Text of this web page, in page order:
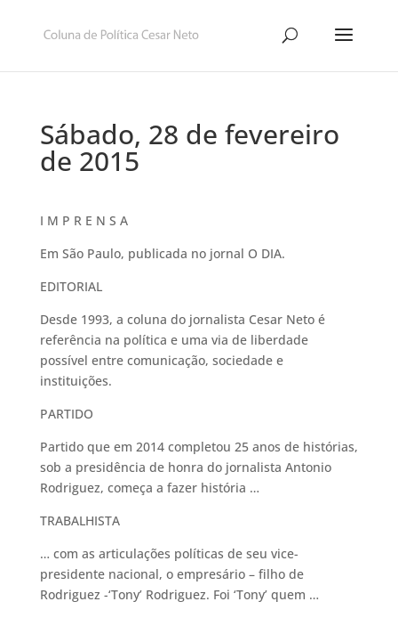
Sábado, 28 de fevereiro
de 2015
I M P R E N S A
Em São Paulo, publicada no jornal O DIA.
EDITORIAL
Desde 1993, a coluna do jornalista Cesar Neto é
referência na política e uma via de liberdade
possível entre comunicação, sociedade e
instituições.
PARTIDO
Partido que em 2014 completou 25 anos de histórias,
sob a presidência de honra do jornalista Antonio
Rodriguez, começa a fazer história …
TRABALHISTA
… com as articulações políticas de seu vice-
presidente nacional, o empresário – filho de
Rodriguez -‘Tony’ Rodriguez. Foi ‘Tony’ quem …